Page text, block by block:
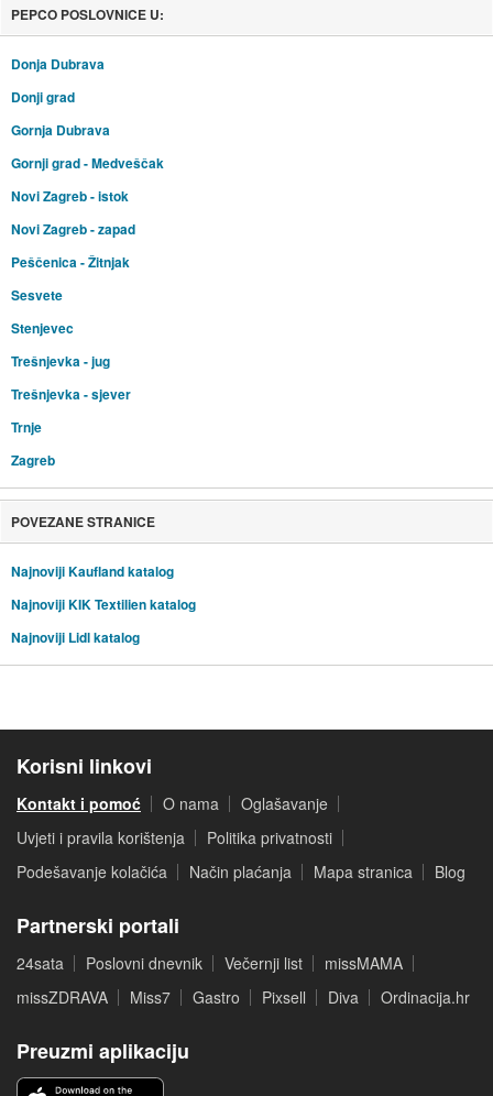
PEPCO POSLOVNICE U:
Donja Dubrava
Donji grad
Gornja Dubrava
Gornji grad - Medveščak
Novi Zagreb - istok
Novi Zagreb - zapad
Peščenica - Žitnjak
Sesvete
Stenjevec
Trešnjevka - jug
Trešnjevka - sjever
Trnje
Zagreb
POVEZANE STRANICE
Najnoviji Kaufland katalog
Najnoviji KIK Textilien katalog
Najnoviji Lidl katalog
Korisni linkovi
Kontakt i pomoć O nama
Oglašavanje
Uvjeti i pravila korištenja
Politika privatnosti
Podešavanje kolačića
Način plaćanja Mapa stranica Blog
Partnerski portali
24sata Poslovni dnevnik Večernji list
missMAMA
missZDRAVA
Miss7 Gastro Pixsell Diva Ordinacija.hr
Preuzmi aplikaciju